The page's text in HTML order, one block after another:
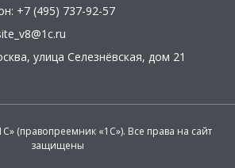
+7 (495) 737-92-57
, улица Селезнёвская, дом 21
(правопреемник «1С»). Все права на сайт
защищены